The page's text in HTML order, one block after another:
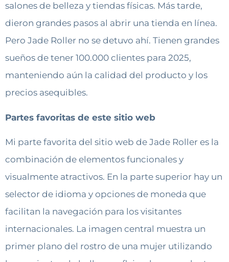
salones de belleza y tiendas físicas. Más tarde,
dieron grandes pasos al abrir una tienda en línea.
Pero Jade Roller no se detuvo ahí. Tienen grandes
sueños de tener 100.000 clientes para 2025,
manteniendo aún la calidad del producto y los
precios asequibles.
Partes favoritas de este sitio web
Mi parte favorita del sitio web de Jade Roller es la
combinación de elementos funcionales y
visualmente atractivos. En la parte superior hay un
selector de idioma y opciones de moneda que
facilitan la navegación para los visitantes
internacionales. La imagen central muestra un
primer plano del rostro de una mujer utilizando